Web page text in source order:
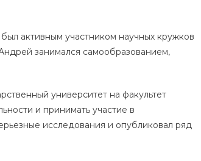
активным участником научных кружков
занимался самообразованием,
университет на факультет
и принимать участие в
исследования и опубликовал ряд